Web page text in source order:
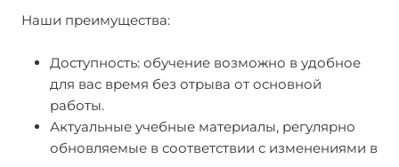
Наши преимущества:
Доступность: обучение возможно в удобное
для вас время без отрыва от основной
работы.
Актуальные учебные материалы, регулярно
обновляемые в соответствии с изменениями в